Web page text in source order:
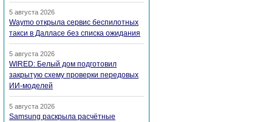
5 августа 2026
Waymo открыла сервис беспилотных
такси в Далласе без списка ожидания
5 августа 2026
WIRED: Белый дом подготовил
закрытую схему проверки передовых
ИИ-моделей
5 августа 2026
Samsung раскрыла расчётные